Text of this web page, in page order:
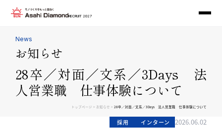
RECRUIT 2027
News
お知らせ
28卒／対面／文系／3Days 法
人営業職 仕事体験について
トップページ > お知らせ > 28卒／対面／文系／3Days 法人営業職 仕事体験について
採用 インターン 2026.06.02